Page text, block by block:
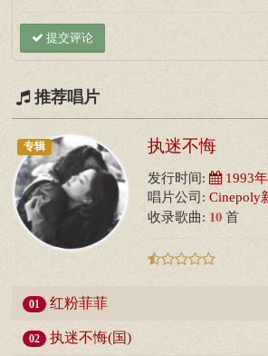
提交评论
推荐唱片
专辑 执迷不悔
发行时间: 1993年
唱片公司: Cinepoly
收录歌曲: 10 首
01 红粉菲菲
02 执迷不悔(国)